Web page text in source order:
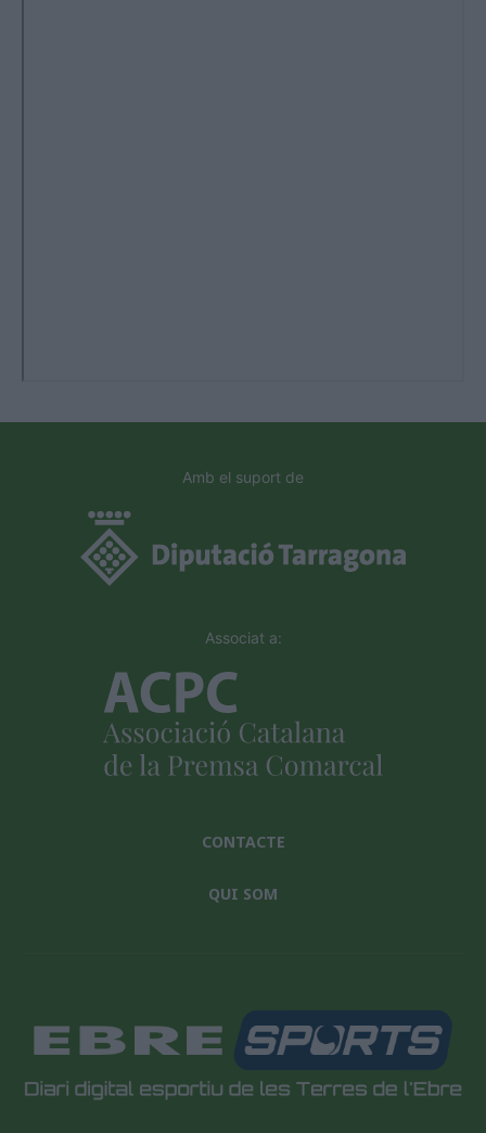
Amb el suport de
Associat a:
CONTACTE
QUI SOM